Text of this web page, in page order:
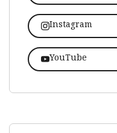
Instagram
YouTube